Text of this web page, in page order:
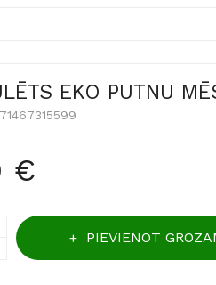
EKO PUTNU
€
PIEVIENOT